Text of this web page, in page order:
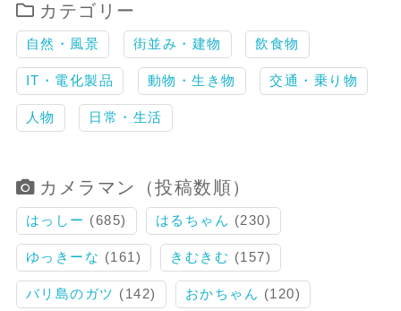
カテゴリー
自然・風景 街並み・建物 飲食物
IT・電化製品 動物・生き物 交通・乗り物
人物 日常・生活
カメラマン（投稿数順）
はっしー (685) はるちゃん (230)
ゆっきーな (161) きむきむ (157)
バリ島のガツ (142) おかちゃん (120)